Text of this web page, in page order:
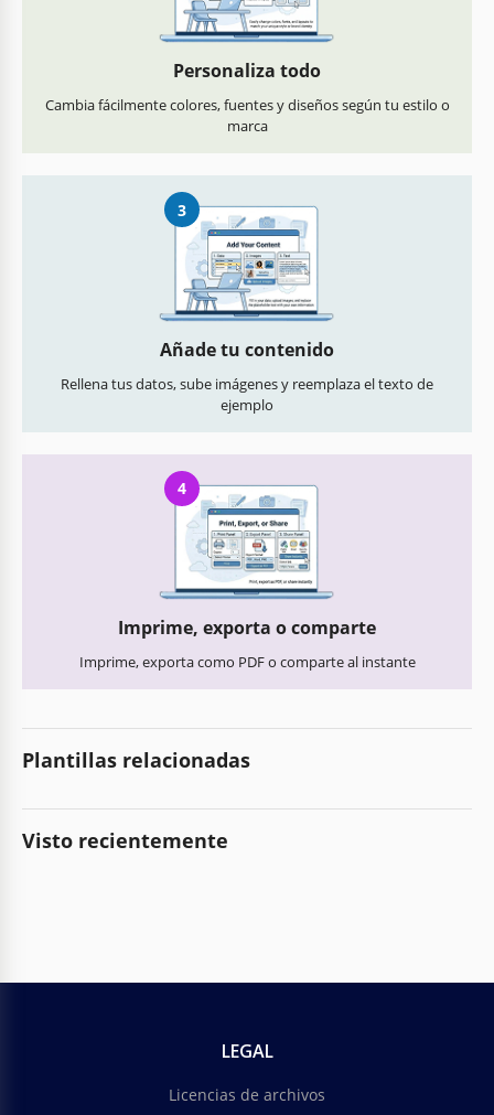
Personaliza todo
Cambia fácilmente colores, fuentes y diseños según tu estilo o
marca
3
Añade tu contenido
Rellena tus datos, sube imágenes y reemplaza el texto de
ejemplo
4
Imprime, exporta o comparte
Imprime, exporta como PDF o comparte al instante
Plantillas relacionadas
Visto recientemente
LEGAL
Licencias de archivos